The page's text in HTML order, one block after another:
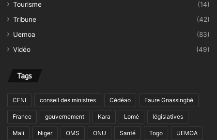
Tourisme
(14)
Tribune
(42)
Uemoa
(83)
Vidéo
(49)
Tags
CENI conseil des ministres Cédéao Faure Gnassingbé
France gouvernement Kara Lomé législatives
Mali Niger OMS ONU Santé Togo UEMOA